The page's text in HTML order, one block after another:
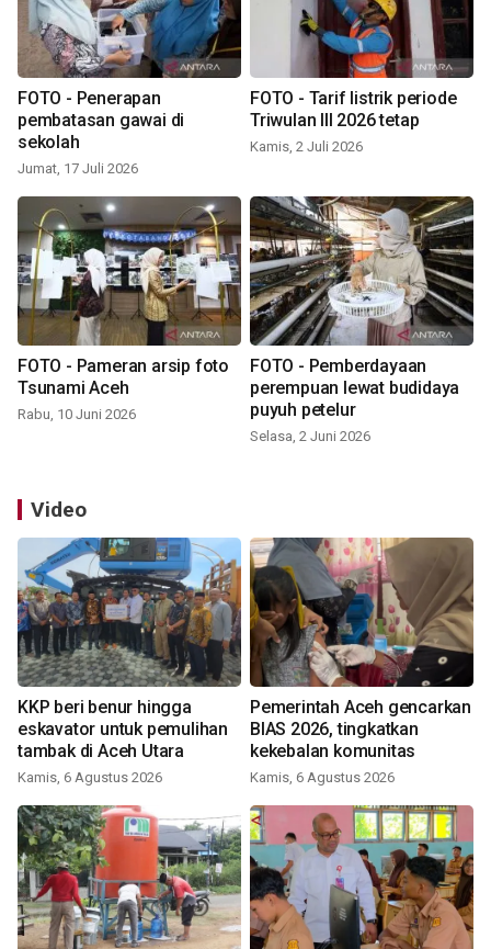
FOTO - Penerapan
pembatasan gawai di
sekolah
Jumat, 17 Juli 2026
FOTO - Tarif listrik periode
Triwulan III 2026 tetap
Kamis, 2 Juli 2026
FOTO - Pameran arsip foto
Tsunami Aceh
Rabu, 10 Juni 2026
FOTO - Pemberdayaan
perempuan lewat budidaya
puyuh petelur
Selasa, 2 Juni 2026
Video
KKP beri benur hingga
eskavator untuk pemulihan
tambak di Aceh Utara
Kamis, 6 Agustus 2026
Pemerintah Aceh gencarkan
BIAS 2026, tingkatkan
kekebalan komunitas
Kamis, 6 Agustus 2026